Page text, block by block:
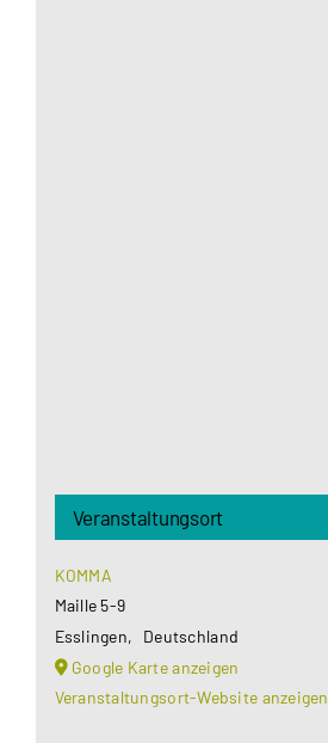
Veranstaltungsort
KOMMA
Maille 5-9
Esslingen,
Deutschland
Google Karte anzeigen
Veranstaltungsort-Website anzeigen